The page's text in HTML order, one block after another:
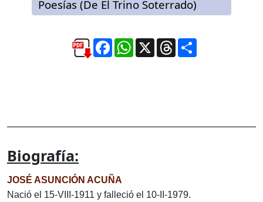
FacebookWhatsApp
X ThreadsCompartir
Biografía:
JOSÉ ASUNCIÓN ACUÑA
Nació el 15-VIII-1911 y falleció el 10-II-1979.